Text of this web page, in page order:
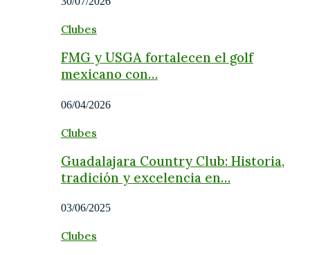
Clubes
FMG y USGA fortalecen el golf
mexicano con…
06/04/2026
Clubes
Guadalajara Country Club: Historia,
tradición y excelencia en…
03/06/2025
Clubes